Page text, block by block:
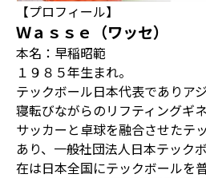
【プロフィール】
Ｗａｓｓｅ（ワッセ）
本名：早稲昭範
１９８５年生まれ。
テックボール日本代表でありア
寝転びながらのリフティングギ
サッカーと卓球を融合させたテ
あり、一般社団法人日本テック
在は日本全国にテックボールを